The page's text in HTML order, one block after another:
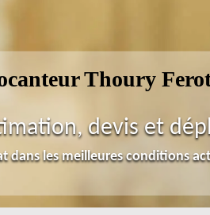
Thoury
devis et
dans les meilleures conditions